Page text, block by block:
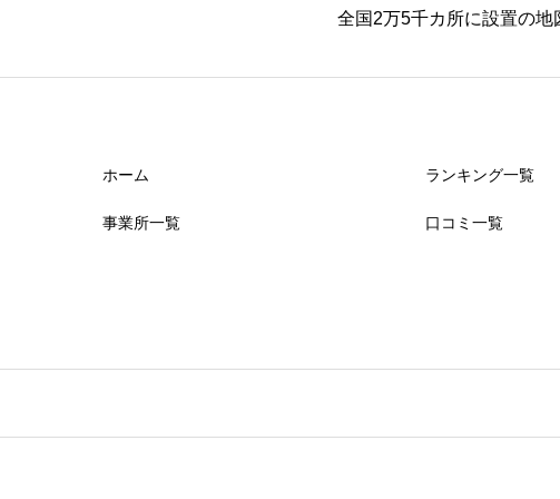
全国2万5千カ所に設置の地
ホーム
事業所一覧
ランキング一覧
口コミ一覧